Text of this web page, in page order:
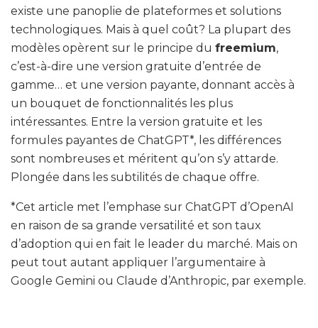
existe une panoplie de plateformes et solutions
technologiques. Mais à quel coût? La plupart des
modèles opèrent sur le principe du freemium,
c’est-à-dire une version gratuite d’entrée de
gamme… et une version payante, donnant accès à
un bouquet de fonctionnalités les plus
intéressantes. Entre la version gratuite et les
formules payantes de ChatGPT*, les différences
sont nombreuses et méritent qu’on s’y attarde.
Plongée dans les subtilités de chaque offre.
*Cet article met l’emphase sur ChatGPT d’OpenAI
en raison de sa grande versatilité et son taux
d’adoption qui en fait le leader du marché. Mais on
peut tout autant appliquer l’argumentaire à
Google Gemini ou Claude d’Anthropic, par exemple.